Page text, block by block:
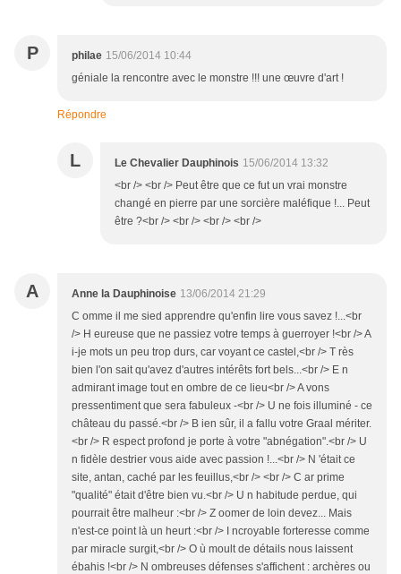
P philae 15/06/2014 10:44
géniale la rencontre avec le monstre !!! une œuvre d'art !
Répondre
L Le Chevalier Dauphinois 15/06/2014 13:32
<br /> <br /> Peut être que ce fut un vrai monstre
changé en pierre par une sorcière maléfique !... Peut
être ?<br /> <br /> <br /> <br />
A Anne la Dauphinoise 13/06/2014 21:29
C omme il me sied apprendre qu'enfin lire vous savez !...<br
/> H eureuse que ne passiez votre temps à guerroyer !<br /> A
i-je mots un peu trop durs, car voyant ce castel,<br /> T rès
bien l'on sait qu'avez d'autres intérêts fort bels...<br /> E n
admirant image tout en ombre de ce lieu<br /> A vons
pressentiment que sera fabuleux -<br /> U ne fois illuminé - ce
château du passé.<br /> B ien sûr, il a fallu votre Graal mériter.
<br /> R espect profond je porte à votre "abnégation".<br /> U
n fidèle destrier vous aide avec passion !...<br /> N 'était ce
site, antan, caché par les feuillus,<br /> <br /> C ar prime
"qualité" était d'être bien vu.<br /> U n habitude perdue, qui
pourrait être malheur :<br /> Z oomer de loin devez... Mais
n'est-ce point là un heurt :<br /> I ncroyable forteresse comme
par miracle surgit,<br /> O ù moult de détails nous laissent
ébahis !<br /> N ombreuses défenses s'affichent : archères ou